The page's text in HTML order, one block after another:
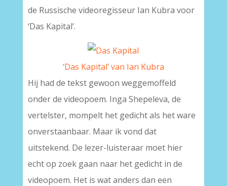
de Russische videoregisseur Ian Kubra voor
‘Das Kapital’.
‘Das Kapital’ van Ian Kubra
Hij had de tekst gewoon weggemoffeld
onder de videopoem. Inga Shepeleva, de
vertelster, mompelt het gedicht als het ware
onverstaanbaar. Maar ik vond dat
uitstekend. De lezer-luisteraar moet hier
echt op zoek gaan naar het gedicht in de
videopoem. Het is wat anders dan een